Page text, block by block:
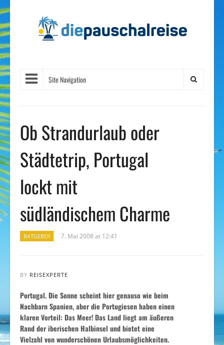
Site Navigation
Ob Strandurlaub oder
Städtetrip, Portugal
lockt mit
südländischem Charme
RATGEBER 7. Mai 2008 at 12:41
BY REISEXPERTE
Portugal. Die Sonne scheint hier genauso wie beim
Nachbarn Spanien, aber die Portugiesen haben einen
klaren Vorteil: Das Meer!Das Land liegt am äußeren
Rand der iberischen Halbinsel und bietet eine
Vielzahl von wunderschönen Urlaubsmöglichkeiten.